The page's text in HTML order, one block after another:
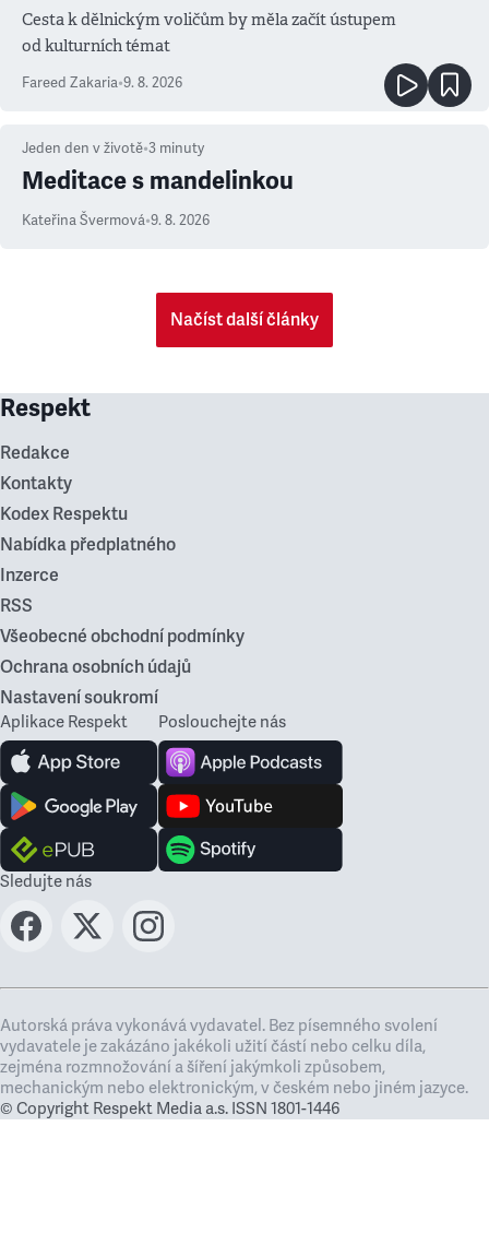
Cesta k dělnickým voličům by měla začít ústupem
od kulturních témat
Fareed Zakaria•9. 8. 2026
Jeden den v životě•3 minuty
Meditace s mandelinkou
Kateřina Švermová•9. 8. 2026
Načíst další články
Respekt
Redakce
Kontakty
Kodex Respektu
Nabídka předplatného
Inzerce
RSS
Všeobecné obchodní podmínky
Ochrana osobních údajů
Nastavení soukromí
Aplikace Respekt Poslouchejte nás
Sledujte nás
Autorská práva vykonává vydavatel. Bez písemného svolení
vydavatele je zakázáno jakékoli užití částí nebo celku díla,
zejména rozmnožování a šíření jakýmkoli způsobem,
mechanickým nebo elektronickým, v českém nebo jiném jazyce.
© Copyright Respekt Media a.s. ISSN 1801-1446